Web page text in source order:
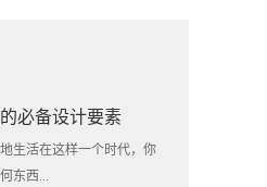
必备设计要素
生活在这样一个时代，你
东西...